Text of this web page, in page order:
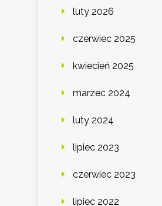
luty 2026
czerwiec 2025
kwiecień 2025
marzec 2024
luty 2024
lipiec 2023
czerwiec 2023
lipiec 2022